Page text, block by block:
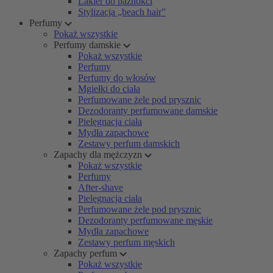
Stylizacja „beach hair”
Perfumy
Pokaż wszystkie
Perfumy damskie
Pokaż wszystkie
Perfumy
Perfumy do włosów
Mgiełki do ciała
Perfumowane żele pod prysznic
Dezodoranty perfumowane damskie
Pielęgnacja ciała
Mydła zapachowe
Zestawy perfum damskich
Zapachy dla mężczyzn
Pokaż wszystkie
Perfumy
After-shave
Pielęgnacja ciała
Perfumowane żele pod prysznic
Dezodoranty perfumowane męskie
Mydła zapachowe
Zestawy perfum męskich
Zapachy perfum
Pokaż wszystkie